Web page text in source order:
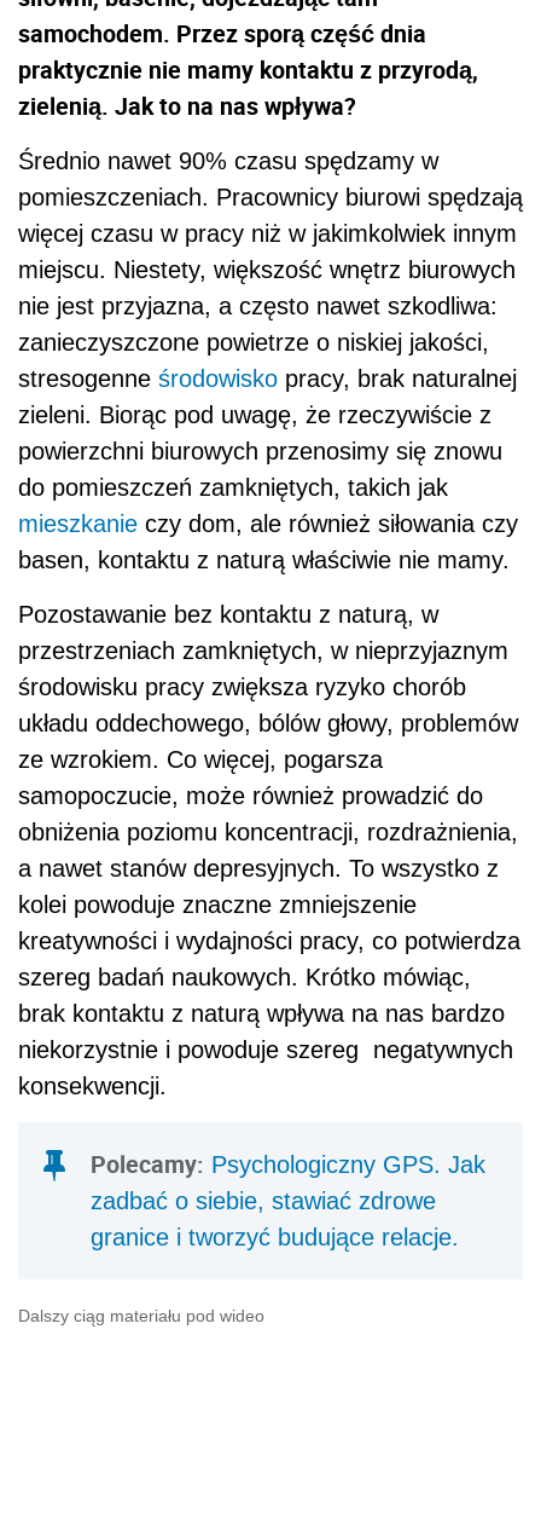
samochodem. Przez sporą część dnia
praktycznie nie mamy kontaktu z przyrodą,
zielenią. Jak to na nas wpływa?
Średnio nawet 90% czasu spędzamy w
pomieszczeniach. Pracownicy biurowi spędzają
więcej czasu w pracy niż w jakimkolwiek innym
miejscu. Niestety, większość wnętrz biurowych
nie jest przyjazna, a często nawet szkodliwa:
zanieczyszczone powietrze o niskiej jakości,
stresogenne środowisko pracy, brak naturalnej
zieleni. Biorąc pod uwagę, że rzeczywiście z
powierzchni biurowych przenosimy się znowu
do pomieszczeń zamkniętych, takich jak
mieszkanie czy dom, ale również siłowania czy
basen, kontaktu z naturą właściwie nie mamy.
Pozostawanie bez kontaktu z naturą, w
przestrzeniach zamkniętych, w nieprzyjaznym
środowisku pracy zwiększa ryzyko chorób
układu oddechowego, bólów głowy, problemów
ze wzrokiem. Co więcej, pogarsza
samopoczucie, może również prowadzić do
obniżenia poziomu koncentracji, rozdrażnienia,
a nawet stanów depresyjnych. To wszystko z
kolei powoduje znaczne zmniejszenie
kreatywności i wydajności pracy, co potwierdza
szereg badań naukowych. Krótko mówiąc,
brak kontaktu z naturą wpływa na nas bardzo
niekorzystnie i powoduje szereg negatywnych
konsekwencji.
Polecamy: Psychologiczny GPS. Jak
zadbać o siebie, stawiać zdrowe
granice i tworzyć budujące relacje.
Dalszy ciąg materiału pod wideo